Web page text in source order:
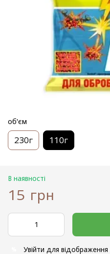
об'єм
230г 110г
В наявності
15 грн
Увійти для відображення